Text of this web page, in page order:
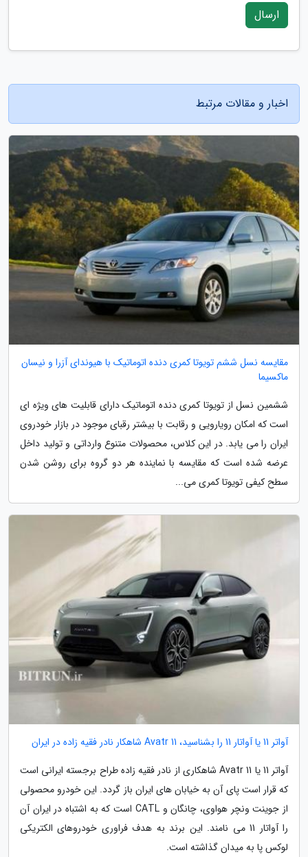
ارسال
اخبار و مقالات مرتبط
مقایسه نسل ششم تویوتا کمری دنده اتوماتیک با هیوندای آزرا و نیسان
ماکسیما
ششمین نسل از تویوتا کمری دنده اتوماتیک دارای قابلیت های ویژه ای
است که امکان رویارویی و رقابت با بیشتر رقبای موجود در بازار خودروی
ایران را می یابد. در این کلاس، محصولات متنوع وارداتی و تولید داخل
عرضه شده است که مقایسه با نماینده هر دو گروه برای روشن شدن
سطح کیفی تویوتا کمری می...
آواتر 11 یا آواتار 11 را بشناسید، Avatr 11 شاهکار نادر فقیه زاده در ایران
آواتر 11 یا Avatr 11 شاهکاری از نادر فقیه زاده طراح برجسته ایرانی است
که قرار است پای آن به خیابان های ایران باز گردد. این خودرو محصولی
از جوینت ونچر هواوی، چانگان و CATL است که به اشتباه در ایران آن
را آواتار 11 می نامند. این برند به هدف فراوری خودروهای الکتریکی
لوکس پا به میدان گذاشته است.